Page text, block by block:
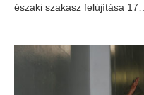
északi szakasz felújítása 17…